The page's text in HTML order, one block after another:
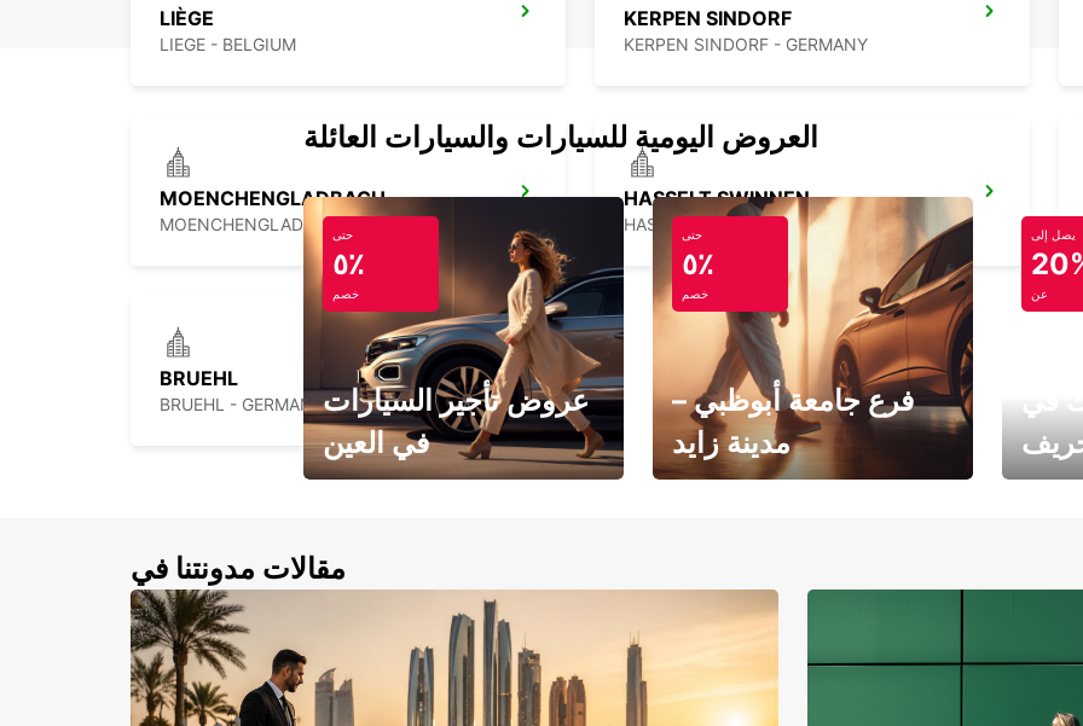
LIÈGE
LIEGE - BELGIUM
KERPEN SINDORF
KERPEN SINDORF - GERMANY
MOENCHENGLADBACH
MOENCHENGLADBACH - GERMANY
HASSELT SWINNEN
HASSELT - BELGIUM
BRUEHL
BRUEHL - GERMANY
العروض اليومية للسيارات والسيارات العائلة
حتى
٥٪
خصم
عروض تأجير السيارات
في العين
حتى
٥٪
خصم
فرع جامعة أبوظبي –
مدينة زايد
يصل إلى
عن
مقالات مدونتنا في